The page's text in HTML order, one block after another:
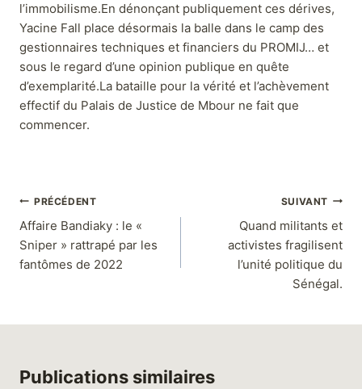
l’immobilisme.En dénonçant publiquement ces dérives,
Yacine Fall place désormais la balle dans le camp des
gestionnaires techniques et financiers du PROMIJ… et
sous le regard d’une opinion publique en quête
d’exemplarité.La bataille pour la vérité et l’achèvement
effectif du Palais de Justice de Mbour ne fait que
commencer.
PRÉCÉDENT
Affaire Bandiaky : le «
Sniper » rattrapé par les
fantômes de 2022
SUIVANT
Quand militants et
activistes fragilisent
l’unité politique du
Sénégal.
Publications similaires